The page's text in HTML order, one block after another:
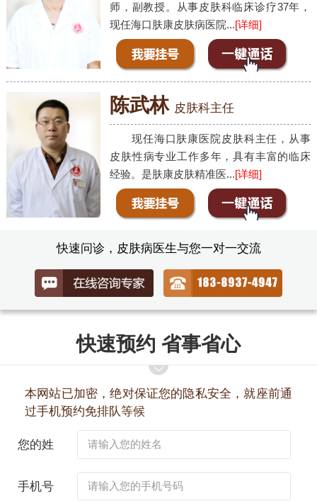
师，副教授。从事皮肤科临床诊疗37年，
现任海口肤康皮肤病医院...[详细]
陈武林 皮肤科主任
现任海口肤康医院皮肤科主任，从事
皮肤性病专业工作多年，具有丰富的临床
经验。是肤康皮肤精准医...[详细]
快速问诊，皮肤病医生与您一对一交流
快速预约 省事省心
本网站已加密，绝对保证您的隐私安全，就座前通
过手机预约免排队等候
您的姓
手机号